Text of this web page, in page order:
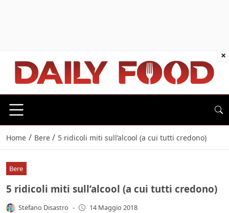
Home / Bere / 5 ridicoli miti sull’alcool (a cui tutti credono)
Bere
5 ridicoli miti sull’alcool (a cui tutti credono)
Stefano Disastro - 14 Maggio 2018
×